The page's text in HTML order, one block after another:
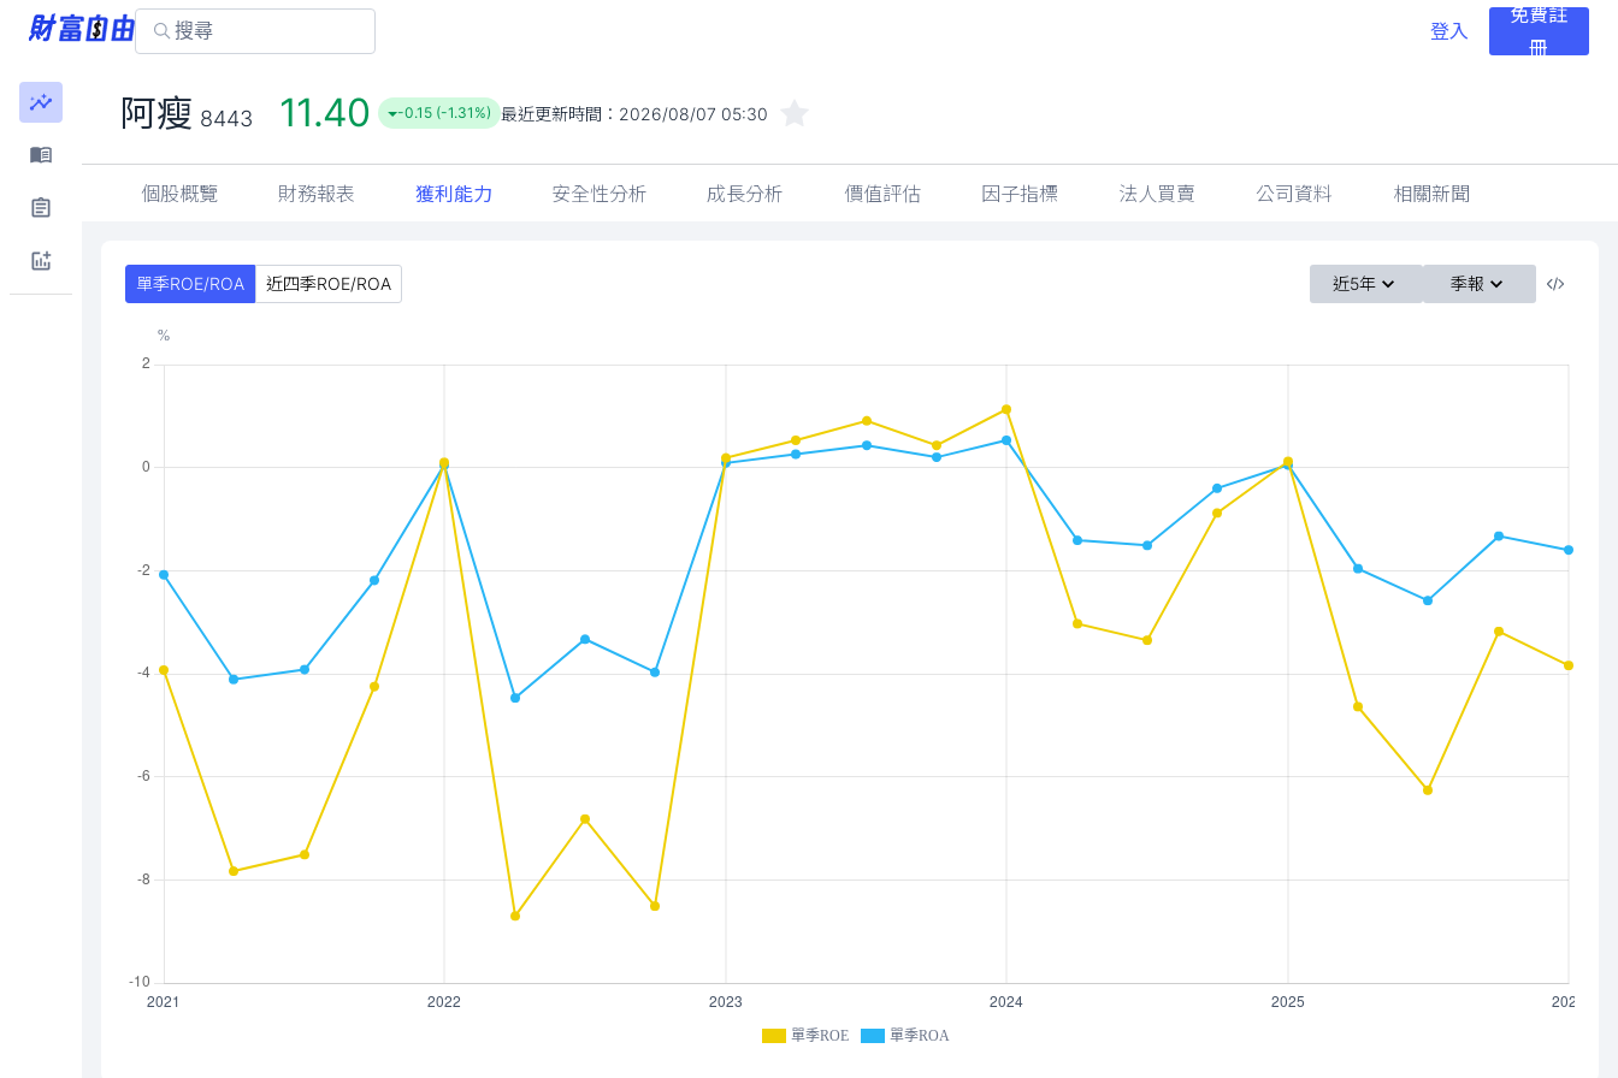
登入
免費註
冊
阿瘦 8443 11.40 -0.15 (-1.31%) 最近更新時間： 2026/08/07 05:30
個股概覽 財務報表 獲利能力 安全性分析 成長分析 價值評估 因子指標 法人買賣 公司資料 相關新聞
單季ROE/ROA 近四季ROE/ROA 近5年 季報
單季ROE 單季ROA